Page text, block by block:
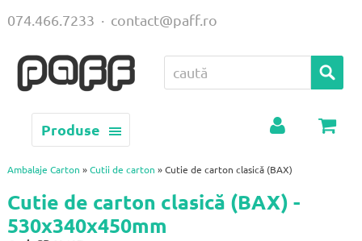
Produse
074.466.7233 · contact@paff.ro
Ambalaje Carton » Cutii de carton » Cutie de carton clasică (BAX)
Cutie de carton clasică (BAX) -
530x340x450mm